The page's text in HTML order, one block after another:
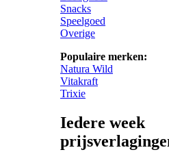
Snacks
Speelgoed
Overige
Populaire merken:
Natura Wild
Vitakraft
Trixie
Iedere week